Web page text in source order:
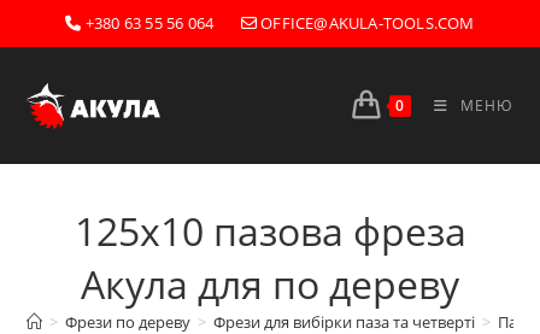
Перейти
до
+380 63 55 56 064 OFFICE@AKULA-TOOLS.COM
0 МЕНЮ
125х10 пазова фреза
Акула для по дереву
> Фрези по дереву > Фрези для вибірки паза та четверті >